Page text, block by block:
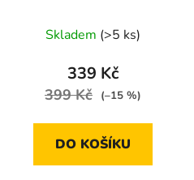
rezavá šedá 140x200
na jednu postel
Skladem (>5 ks)
339 Kč
399 Kč (–15 %)
DO KOŠÍKU